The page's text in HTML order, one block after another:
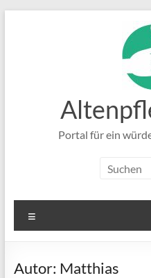
Portal für ein
Autor: Matthias